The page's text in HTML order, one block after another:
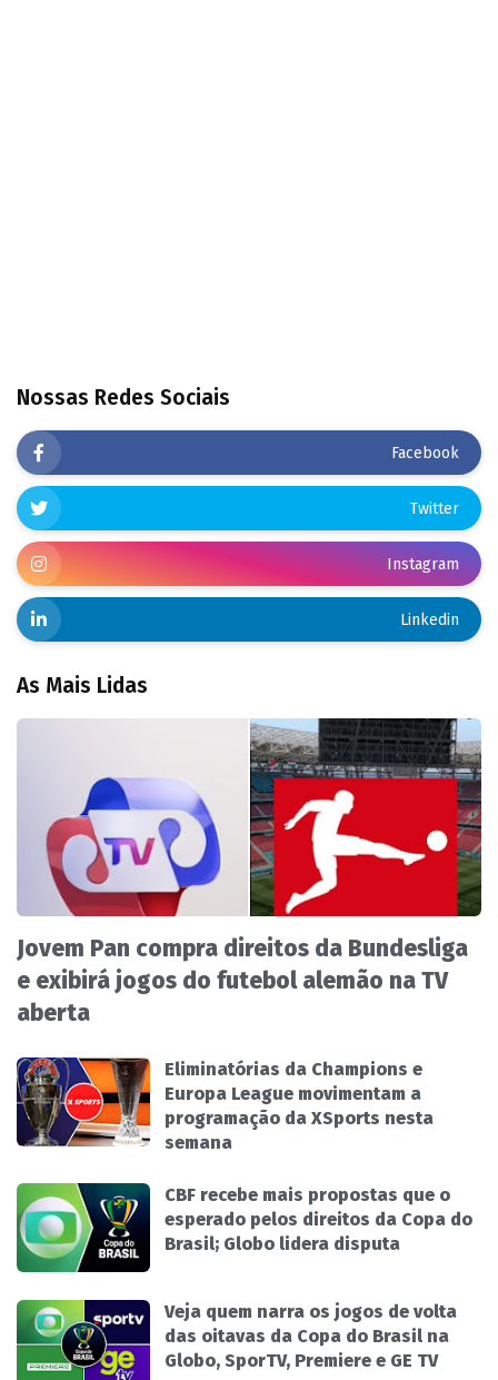
Nossas Redes Sociais
Facebook
Twitter
Instagram
Linkedin
As Mais Lidas
Jovem Pan compra direitos da Bundesliga
e exibirá jogos do futebol alemão na TV
aberta
Eliminatórias da Champions e
Europa League movimentam a
programação da XSports nesta
semana
CBF recebe mais propostas que o
esperado pelos direitos da Copa do
Brasil; Globo lidera disputa
Veja quem narra os jogos de volta
das oitavas da Copa do Brasil na
Globo, SporTV, Premiere e GE TV